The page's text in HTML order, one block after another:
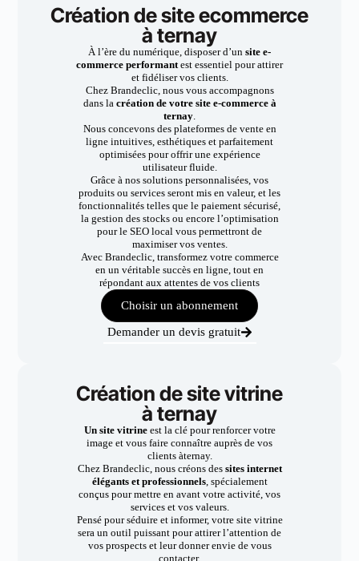
Création de site ecommerce
à ternay
À l’ère du numérique, disposer d’un site e-
commerce performantest essentiel pour attirer
et fidéliser vos clients.
Chez Brandeclic, nous vous accompagnons
dans la création de votre site e-commerce à
ternay.
Nous concevons des plateformes de vente en
ligne intuitives, esthétiques et parfaitement
optimisées pour offrir une expérience
utilisateur fluide.
Grâce à nos solutions personnalisées, vos
produits ou services seront mis en valeur, et les
fonctionnalités telles que le paiement sécurisé,
la gestion des stocks ou encore l’optimisation
pour le SEO local vous permettront de
maximiser vos ventes.
Avec Brandeclic, transformez votre commerce
en un véritable succès en ligne, tout en
répondant aux attentes de vos clients
Choisir un abonnement
Demander un devis gratuit
Création de site vitrine
à ternay
Un site vitrineest la clé pour renforcer votre
image et vous faire connaître auprès de vos
clients àternay.
Chez Brandeclic, nous créons dessites internet
élégants et professionnels, spécialement
conçus pour mettre en avant votre activité, vos
services et vos valeurs.
Pensé pour séduire et informer, votre site vitrine
sera un outil puissant pour attirer l’attention de
vos prospects et leur donner envie de vous
contacter.